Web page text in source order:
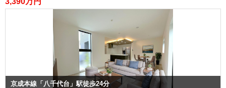
京成本線「八千代台」駅徒歩24分